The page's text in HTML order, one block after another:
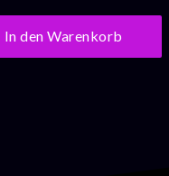
In den Warenkorb